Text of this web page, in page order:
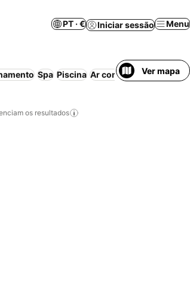
PT · € Iniciar sessão Menu
Spa Piscina Ar condicionadoVer mapa
os resultados
favoritos